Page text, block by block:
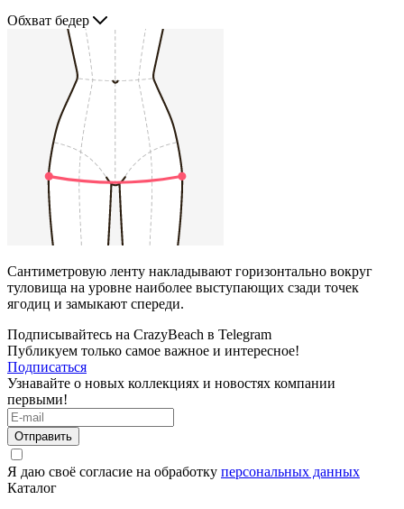
Обхват бедер
Сантиметровую ленту накладывают горизонтально вокруг
туловища на уровне наиболее выступающих сзади точек
ягодиц и замыкают спереди.
Подписывайтесь на CrazyBeach в Telegram
Публикуем только самое важное и интересное!
Подписаться
Узнавайте о новых коллекциях и новостях компании
первыми!
Отправить
Я даю своё согласие на обработку персональных данных
Каталог